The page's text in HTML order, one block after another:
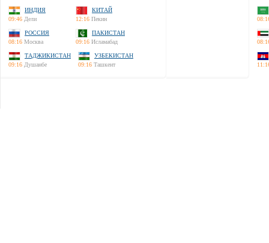
ИНДИЯ
09:46 Дели
КИТАЙ
12:16 Пекин
РОССИЯ
08:16 Москва
ПАКИСТАН
09:16 Исламабад
ТАДЖИКИСТАН
09:16 Душанбе
УЗБЕКИСТАН
09:16 Ташкент